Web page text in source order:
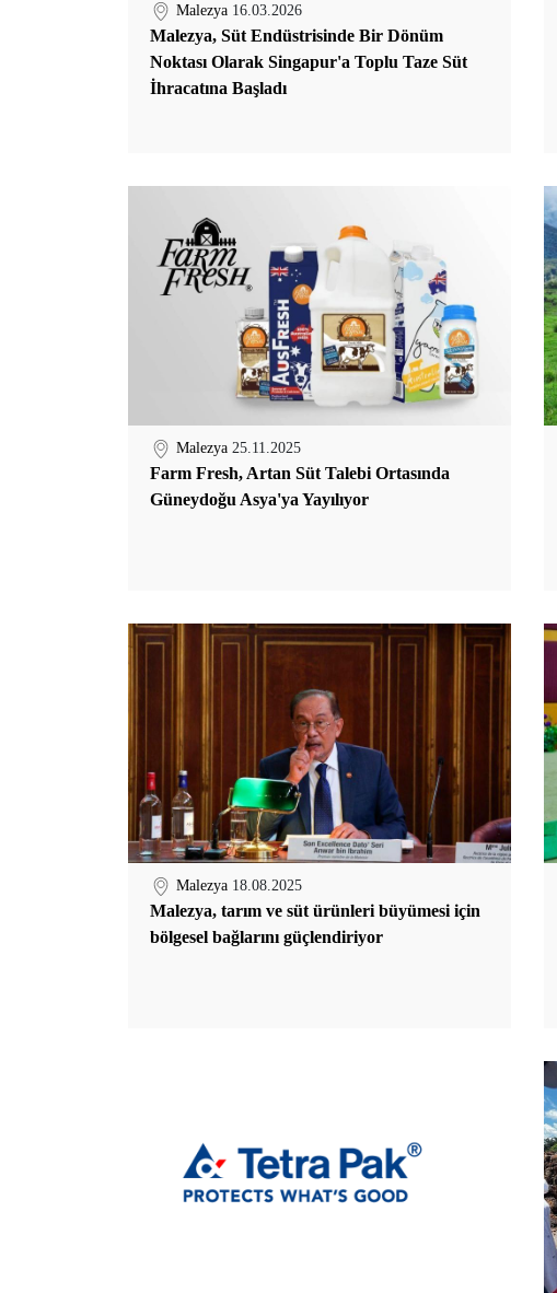
Malezya 16.03.2026
Malezya, Süt Endüstrisinde Bir Dönüm
Noktası Olarak Singapur'a Toplu Taze Süt
İhracatına Başladı
Malezya 25.11.2025
Farm Fresh, Artan Süt Talebi Ortasında
Güneydoğu Asya'ya Yayılıyor
Malezya 18.08.2025
Malezya, tarım ve süt ürünleri büyümesi için
bölgesel bağlarını güçlendiriyor